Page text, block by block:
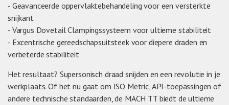
- Geavanceerde oppervlaktebehandeling voor een versterkte
snijkant
- Vargus Dovetail Clampingssysteem voor ultieme stabiliteit
- Excentrische gereedschapsuitsteek voor diepere draden en
verbeterde stabiliteit
Het resultaat? Supersonisch draad snijden en een revolutie in je
werkplaats. Of het nu gaat om ISO Metric, API-toepassingen of
andere technische standaarden, de MACH TT biedt de ultieme